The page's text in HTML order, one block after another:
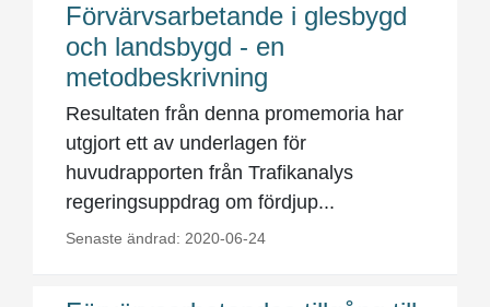
Förvärvsarbetande i glesbygd
och landsbygd - en
metodbeskrivning
Resultaten från denna promemoria har
utgjort ett av underlagen för
huvudrapporten från Trafikanalys
regeringsuppdrag om fördjup...
Senaste ändrad: 2020-06-24